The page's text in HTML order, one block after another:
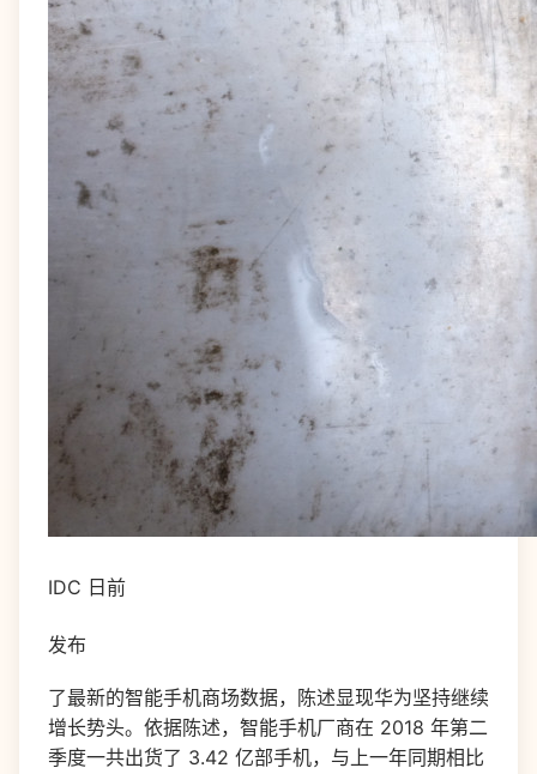
IDC 日前
发布
了最新的智能手机商场数据，陈述显现华为坚持继续
增长势头。依据陈述，智能手机厂商在 2018 年第二
季度一共出货了 3.42 亿部手机，与上一年同期相比